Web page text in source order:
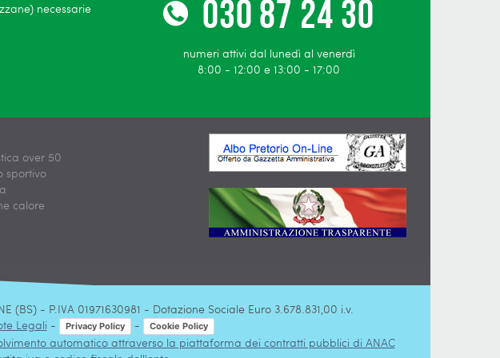
necessarie
numeri attivi dal lunedì al venerdì
8:00 - 12:00 e 13:00 - 17:00
over 50
sportivo
calore
(BS) - P.IVA 01971630981 - Dotazione Sociale Euro 3.678.831,00 i.v.
Legali - Privacy Policy - Cookie Policy
automatico attraverso la piattaforma dei contratti pubblici di ANAC